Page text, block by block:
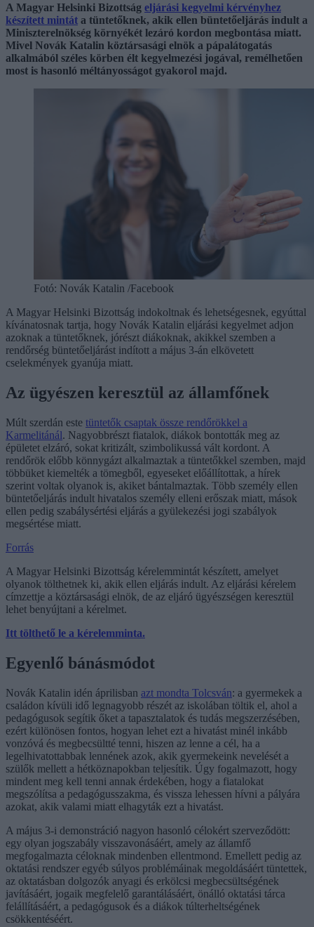
A Magyar Helsinki Bizottság eljárási kegyelmi kérvényhez
készített mintát a tüntetőknek, akik ellen büntetőeljárás indult a
Miniszterelnökség környékét lezáró kordon megbontása miatt.
Mivel Novák Katalin köztársasági elnök a pápalátogatás
alkalmából széles körben élt kegyelmezési jogával, remélhetően
most is hasonló méltányosságot gyakorol majd.
Fotó: Novák Katalin /Facebook
A Magyar Helsinki Bizottság indokoltnak és lehetségesnek, egyúttal
kívánatosnak tartja, hogy Novák Katalin eljárási kegyelmet adjon
azoknak a tüntetőknek, jórészt diákoknak, akikkel szemben a
rendőrség büntetőeljárást indított a május 3-án elkövetett
cselekmények gyanúja miatt.
Az ügyészen keresztül az államfőnek
Múlt szerdán este tüntetők csaptak össze rendőrökkel a
Karmelitánál. Nagyobbrészt fiatalok, diákok bontották meg az
épületet elzáró, sokat kritizált, szimbolikussá vált kordont. A
rendőrök előbb könnygázt alkalmaztak a tüntetőkkel szemben, majd
többüket kiemelték a tömegből, egyeseket előállítottak, a hírek
szerint voltak olyanok is, akiket bántalmaztak. Több személy ellen
büntetőeljárás indult hivatalos személy elleni erőszak miatt, mások
ellen pedig szabálysértési eljárás a gyülekezési jogi szabályok
megsértése miatt.
Forrás
A Magyar Helsinki Bizottság kérelemmintát készített, amelyet
olyanok tölthetnek ki, akik ellen eljárás indult. Az eljárási kérelem
címzettje a köztársasági elnök, de az eljáró ügyészségen keresztül
lehet benyújtani a kérelmet.
Itt tölthető le a kérelemminta.
Egyenlő bánásmódot
Novák Katalin idén áprilisban azt mondta Tolcsván: a gyermekek a
családon kívüli idő legnagyobb részét az iskolában töltik el, ahol a
pedagógusok segítik őket a tapasztalatok és tudás megszerzésében,
ezért különösen fontos, hogyan lehet ezt a hivatást minél inkább
vonzóvá és megbecsültté tenni, hiszen az lenne a cél, ha a
legelhivatottabbak lennének azok, akik gyermekeink nevelését a
szülők mellett a hétköznapokban teljesítik. Úgy fogalmazott, hogy
mindent meg kell tenni annak érdekében, hogy a fiatalokat
megszólítsa a pedagógusszakma, és vissza lehessen hívni a pályára
azokat, akik valami miatt elhagyták ezt a hivatást.
A május 3-i demonstráció nagyon hasonló célokért szerveződött:
egy olyan jogszabály visszavonásáért, amely az államfő
megfogalmazta céloknak mindenben ellentmond. Emellett pedig az
oktatási rendszer egyéb súlyos problémáinak megoldásáért tüntettek,
az oktatásban dolgozók anyagi és erkölcsi megbecsültségének
javításáért, jogaik megfelelő garantálásáért, önálló oktatási tárca
felállításáért, a pedagógusok és a diákok túlterheltségének
csökkentéséért.